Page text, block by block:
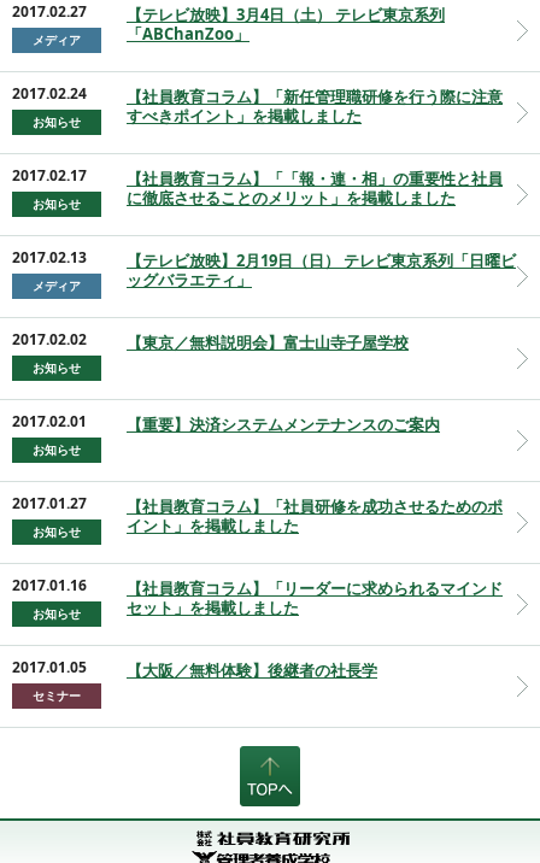
2017.02.27
メディア
【テレビ放映】3月4日（土） テレビ東京系列
「ABChanZoo」
2017.02.24
お知らせ
【社員教育コラム】「新任管理職研修を行う際に注意
すべきポイント」を掲載しました
2017.02.17
お知らせ
【社員教育コラム】「「報・連・相」の重要性と社員
に徹底させることのメリット」を掲載しました
2017.02.13
メディア
【テレビ放映】2月19日（日） テレビ東京系列「日曜ビ
ッグバラエティ」
2017.02.02
お知らせ
【東京／無料説明会】富士山寺子屋学校
2017.02.01
お知らせ
【重要】決済システムメンテナンスのご案内
2017.01.27
お知らせ
【社員教育コラム】「社員研修を成功させるためのポ
イント」を掲載しました
2017.01.16
お知らせ
【社員教育コラム】「リーダーに求められるマインド
セット」を掲載しました
2017.01.05
セミナー
【大阪／無料体験】後継者の社長学